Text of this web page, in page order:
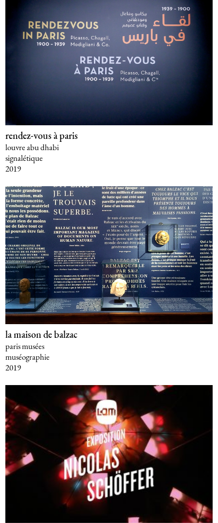
rendez-vous à paris
louvre abu dhabi
signalétique
2019
la maison de balzac
paris musées
muséographie
2019